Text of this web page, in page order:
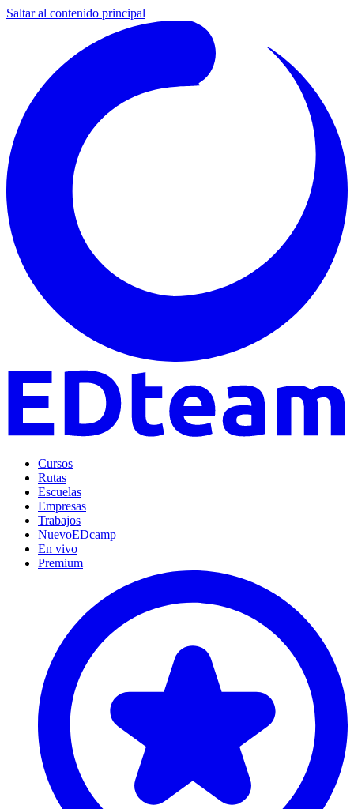
Saltar al contenido principal
Cursos
Rutas
Escuelas
Empresas
Trabajos
NuevoEDcamp
En vivo
Premium